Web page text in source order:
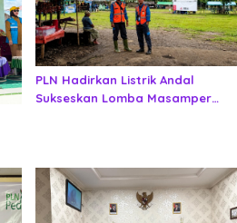
PLN Hadirkan Listrik Andal
Sukseskan Lomba Masamper